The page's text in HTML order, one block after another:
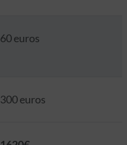
60 euros
300 euros